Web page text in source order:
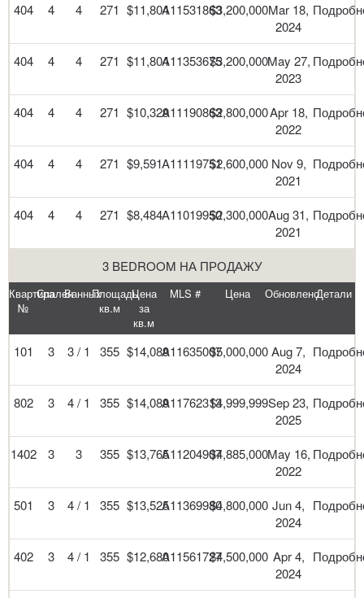
404 4 4 271 $11,804A11531863$3,200,000Mar 18,
2024
404 4 4 271 $11,804A11353675$3,200,000May 27,
2023
404 4 4 271 $10,329A11190863$2,800,000Apr 18,
2022
404 4 4 271 $9,591A11119751$2,600,000 Nov 9,
2021
404 4 4 271 $8,484A11019950$2,300,000Aug 31,
2021
3 BEDROOM НА ПРОДАЖУ
Квартира
№
СпаленВанныхПлощадь
кв.м
Цена
за
кв.м
MLS # Цена ОбновленоДетали
101 3 3 / 1 355 $14,089A11635007$5,000,000 Aug 7,
2024
802 3 4 / 1 355 $14,089A11762313$4,999,999Sep 23,
2025
1402 3 3 355 $13,765A11204907$4,885,000May 16,
2022
501 3 4 / 1 355 $13,525A11369980$4,800,000 Jun 4,
2024
402 3 4 / 1 355 $12,680A11561727$4,500,000 Apr 4,
2024